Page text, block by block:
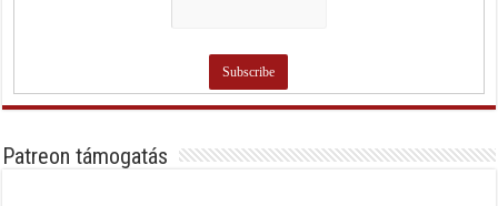
Patreon támogatás